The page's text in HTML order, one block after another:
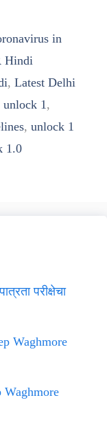
in
Hindi
, Latest Delhi
unlock 1,
, unlock 1
1.0
परीक्षेचा
Waghmore
Waghmore